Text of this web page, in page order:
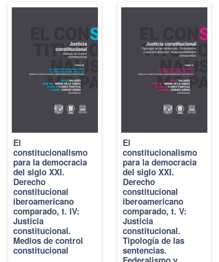
El
constitucionalismo
para la democracia
del siglo XXI.
Derecho
constitucional
iberoamericano
comparado, t. IV:
Justicia
constitucional.
Medios de control
constitucional
El
constitucionalismo
para la democracia
del siglo XXI.
Derecho
constitucional
iberoamericano
comparado, t. V:
Justicia
constitucional.
Tipología de las
sentencias.